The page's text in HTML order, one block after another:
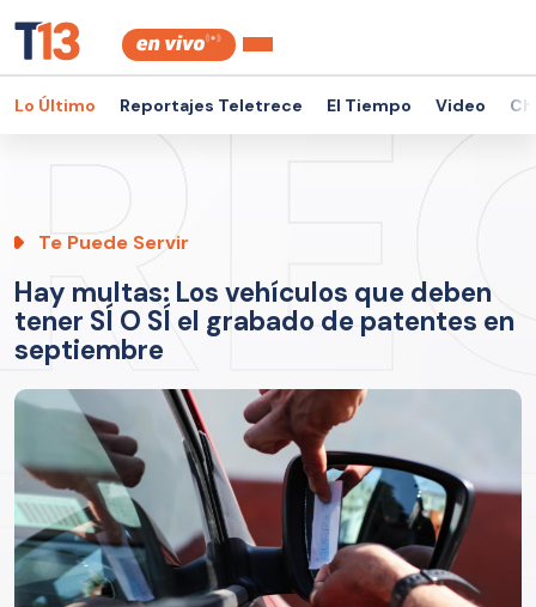
Lo Último Reportajes Teletrece El Tiempo Video
Te Puede Servir
Hay multas: Los vehículos que deben
tener SÍ O SÍ el grabado de patentes en
septiembre